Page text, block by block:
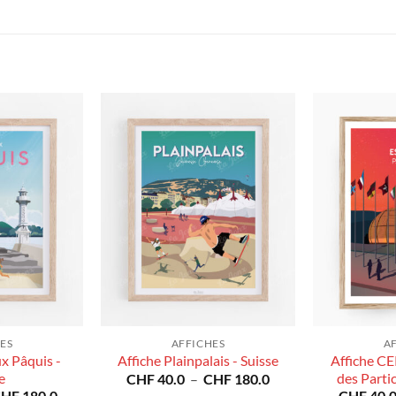
Pâquis -
AFFICHES
Affiche Plainpalais - Suisse
CHF40.0 – CHF 180.0Plage
Affiche
des